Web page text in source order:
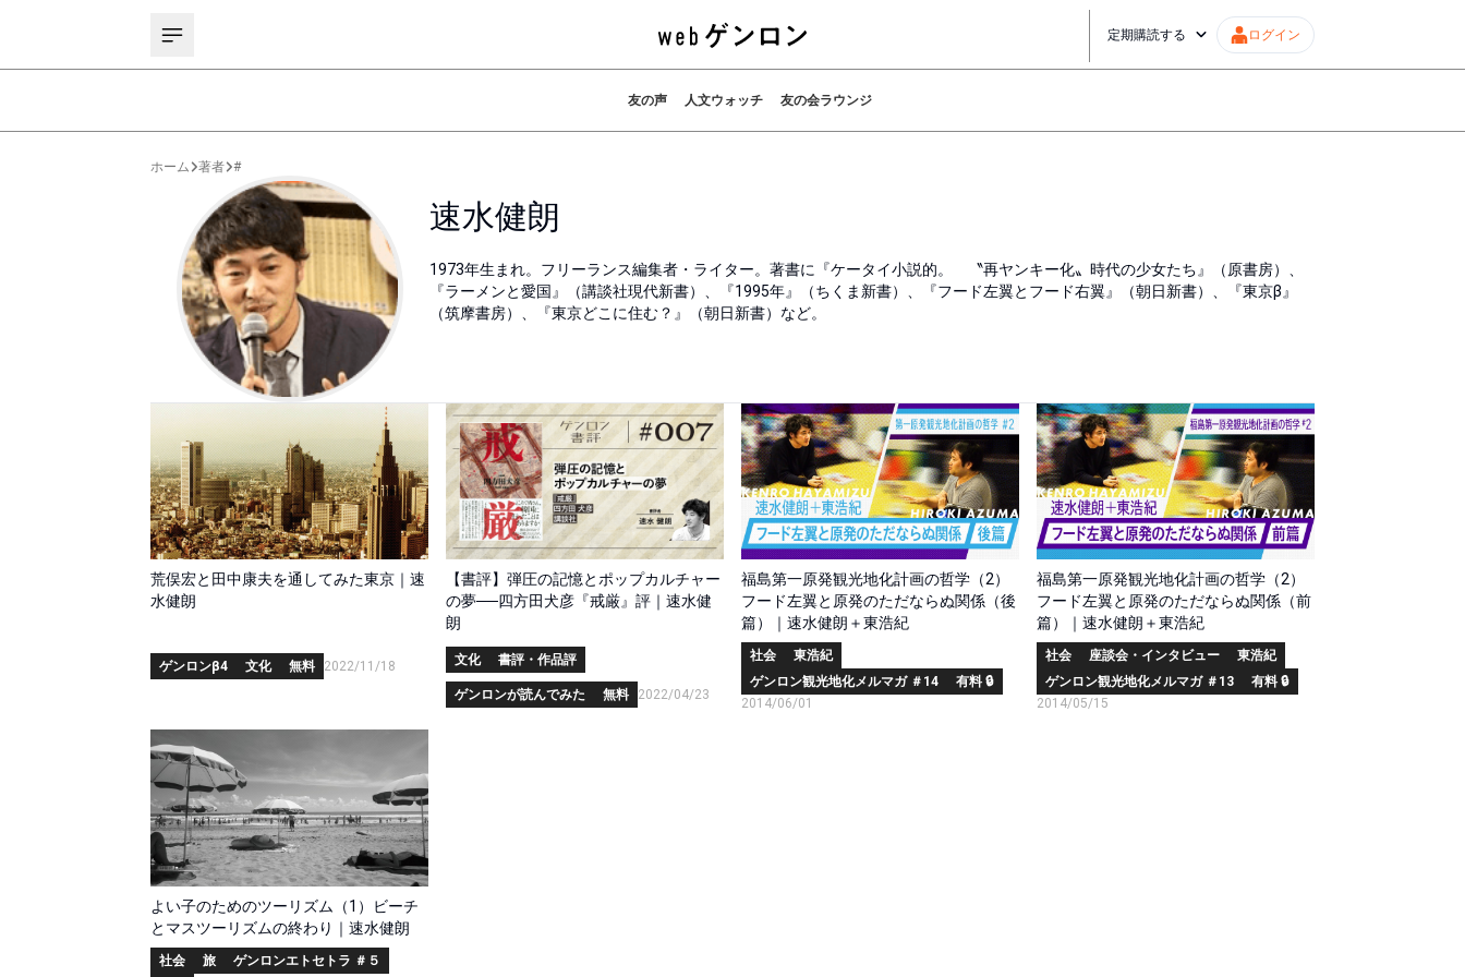
定期購読する ログイン
友の声 人文ウォッチ 友の会ラウンジ
ホーム 著者 #
速水健朗
1973年生まれ。フリーランス編集者・ライター。著書に『ケータイ小説的。 〝再ヤンキー化〟時代の少女たち』（原書房）、
『ラーメンと愛国』（講談社現代新書）、『1995年』（ちくま新書）、『フード左翼とフード右翼』（朝日新書）、『東京β』
（筑摩書房）、『東京どこに住む？』（朝日新書）など。
荒俣宏と田中康夫を通してみた東京｜速
水健朗
ゲンロンβ4 文化 無料 2022/11/18
【書評】弾圧の記憶とポップカルチャー
の夢──四方田犬彦『戒厳』評｜速水健
朗
文化 書評・作品評
ゲンロンが読んでみた 無料 2022/04/23
福島第一原発観光地化計画の哲学（2）
フード左翼と原発のただならぬ関係（後
篇）｜速水健朗＋東浩紀
社会
東浩紀
ゲンロン観光地化メルマガ ＃14
有料 🔒
2014/06/01
福島第一原発観光地化計画の哲学（2）
フード左翼と原発のただならぬ関係（前
篇）｜速水健朗＋東浩紀
社会 座談会・インタビュー
東浩紀
ゲンロン観光地化メルマガ ＃13
有料 🔒
2014/05/15
よい子のためのツーリズム（1）ビーチ
とマスツーリズムの終わり｜速水健朗
社会 旅 ゲンロンエトセトラ ＃５